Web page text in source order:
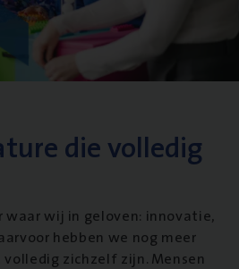
die volledig
waar wij in geloven: innovatie,
hebben we nog meer
zichzelf zijn. Mensen